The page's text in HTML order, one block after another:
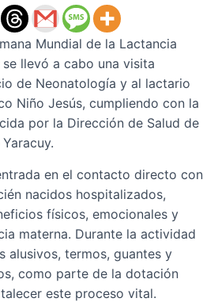
Mundial de la Lactancia
llevó a cabo una visita
de Neonatología y al lactario
Niño Jesús, cumpliendo con la
por la Dirección de Salud de
en el contacto directo con
nacidos hospitalizados,
físicos, emocionales y
materna. Durante la actividad
alusivos, termos, guantes y
como parte de la dotación
este proceso vital.